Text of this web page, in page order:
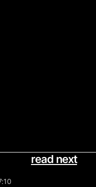
read next